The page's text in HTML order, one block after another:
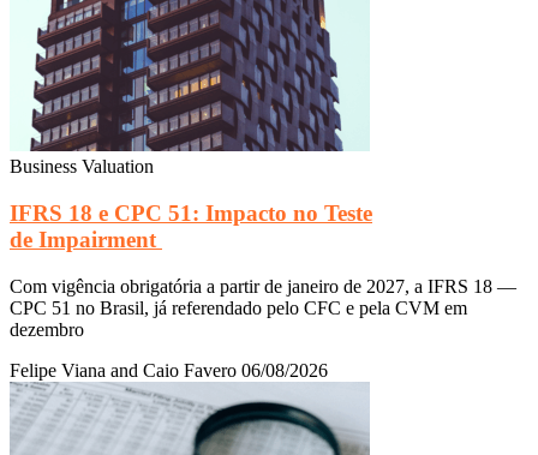
Business Valuation
IFRS 18 e CPC 51: Impacto no Teste
de Impairment
Com vigência obrigatória a partir de janeiro de 2027, a IFRS 18 —
CPC 51 no Brasil, já referendado pelo CFC e pela CVM em
dezembro
Felipe Viana and Caio Favero 06/08/2026